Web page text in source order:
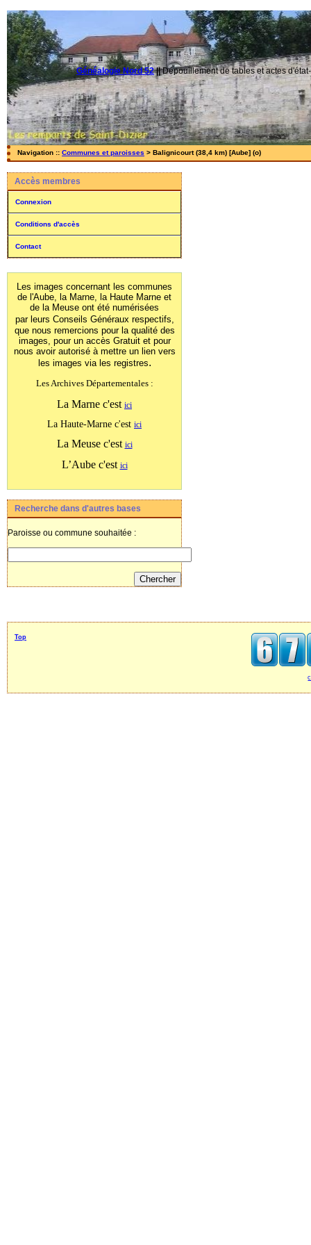
Généalogie Nord 52||Dépouillement de tables et actes
Navigation :: Communes et paroisses > Balignicourt (38,4 km) [Aube] (o)
Accès membres
Connexion
Conditions d'accès
Contact
Les images concernant les communes
de l'Aube, la Marne, la Haute Marne et
de la Meuse ont été numérisées
par leurs Conseils Généraux respectifs,
que nous remercions pour la qualité des
images, pour un accès Gratuit et pour
nous avoir autorisé à mettre un lien vers
les images via les registres.
Les Archives Départementales :
La Marne c'est ici
La Haute-Marne c'est ici
La Meuse c'est ici
L’Aube c'est ici
Recherche dans d'autres bases
Paroisse ou commune souhaitée :
Top